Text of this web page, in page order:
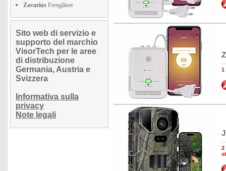
Zavarius Ferngläser
Sito web di servizio e
supporto del marchio
VisorTech per le aree
di distribuzione
Germania, Austria e
Svizzera
Informativa sulla
privacy
Note legali
1
2